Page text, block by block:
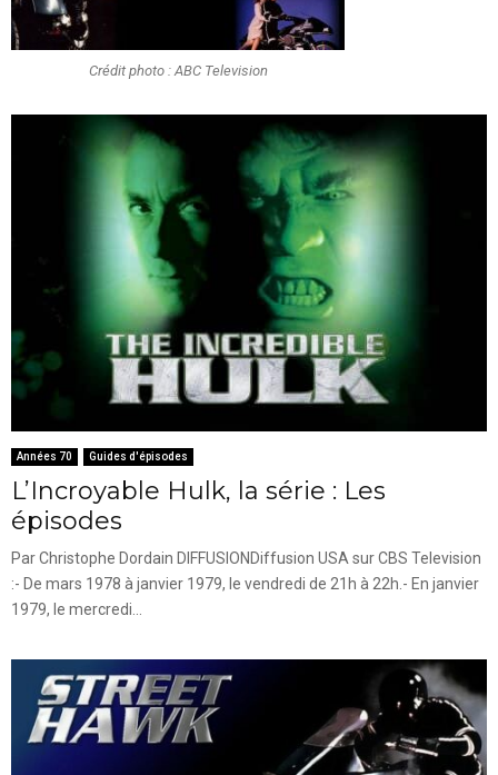
Crédit photo : ABC Television
Années 70 Guides d'épisodes
L’Incroyable Hulk, la série : Les
épisodes
Par Christophe Dordain DIFFUSIONDiffusion USA sur CBS Television
:- De mars 1978 à janvier 1979, le vendredi de 21h à 22h.- En janvier
1979, le mercredi...